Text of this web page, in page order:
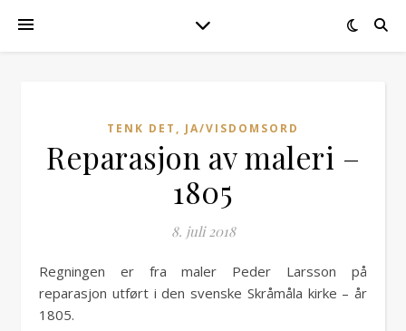
TENK DET, JA/VISDOMSORD
Reparasjon av maleri –
1805
8. juli 2018
Regningen er fra maler Peder Larsson på
reparasjon utført i den svenske Skråmåla kirke – år
1805.